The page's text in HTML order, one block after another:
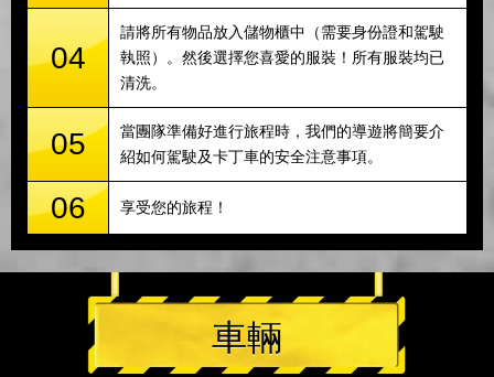
04
請將所有物品放入儲物櫃中（需要身份證和駕駛
執照）。然後選擇您喜愛的服裝！所有服裝均已
清洗。
05
當團隊準備好進行旅程時，我們的導遊將簡要介
紹如何駕駛及卡丁車的安全注意事項。
06 享受您的旅程！
車輛